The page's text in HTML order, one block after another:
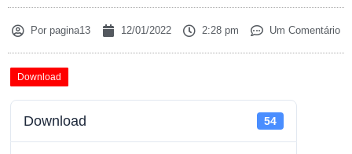
Por pagina13 12/01/2022 2:28 pm Um Comentário
Download
Download 54